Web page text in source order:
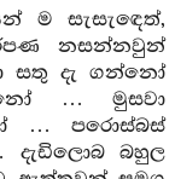
ම සැසැඳෙත්,
නසන්නවුන්
සතු දැ ගන්නෝ
… මුසවා
… පරොස්බස්
බහුල